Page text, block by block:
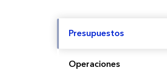
Presupuestos
Operaciones